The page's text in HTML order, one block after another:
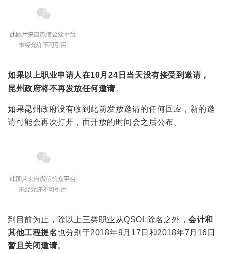
如果以上职业申请人在10月24日当天没有接受到邀请，
昆州政府将不再发放任何邀请。
如果昆州政府没有收到此前发放邀请的任何回应，新的邀
请可能会再次打开，而开放的时间会之后公布。
到目前为止，除以上三类职业从QSOL除名之外，会计和
其他工程提名也分别于2018年9月17日和2018年7月16日
暂且关闭邀请。